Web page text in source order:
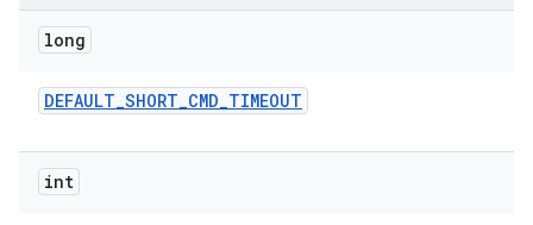
long
DEFAULT_SHORT_CMD_TIMEOUT
int